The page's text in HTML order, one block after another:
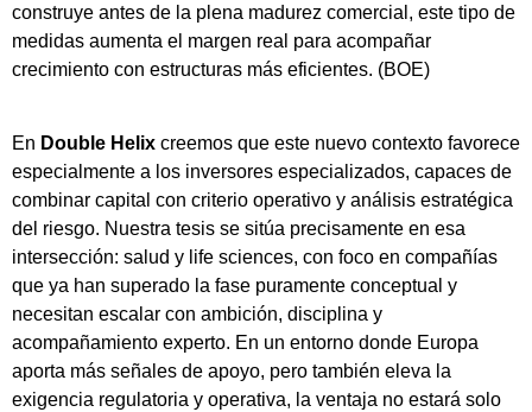
construye antes de la plena madurez comercial, este tipo de
medidas aumenta el margen real para acompañar
crecimiento con estructuras más eficientes. (BOE)
En Double Helix creemos que este nuevo contexto favorece
especialmente a los inversores especializados, capaces de
combinar capital con criterio operativo y análisis estratégica
del riesgo. Nuestra tesis se sitúa precisamente en esa
intersección: salud y life sciences, con foco en compañías
que ya han superado la fase puramente conceptual y
necesitan escalar con ambición, disciplina y
acompañamiento experto. En un entorno donde Europa
aporta más señales de apoyo, pero también eleva la
exigencia regulatoria y operativa, la ventaja no estará solo